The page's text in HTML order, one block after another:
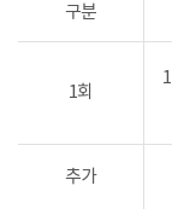
구분
1회
추가